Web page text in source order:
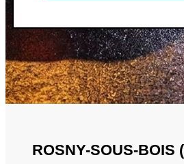
ROSNY-SOUS-BOIS